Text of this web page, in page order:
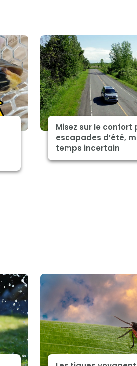
Misez sur le confort
escapades d’été,
temps incertain